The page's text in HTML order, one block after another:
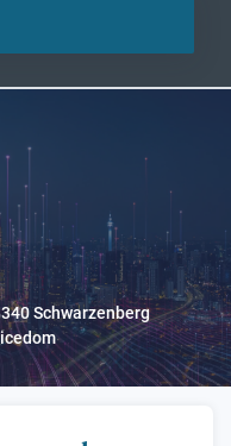
Schwarzenberg